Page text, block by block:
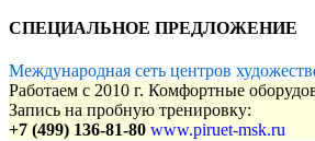
СПЕЦИАЛЬНОЕ ПРЕДЛОЖЕНИЕ
Международная сеть центров
Работаем с 2010 г. Комфортные
Запись на пробную тренировку:
+7 (499) 136-81-80 www.piruet-msk.ru